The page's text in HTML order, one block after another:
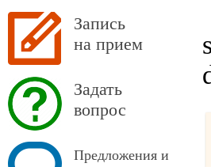
Запись
на прием
Задать
вопрос
Предложения и